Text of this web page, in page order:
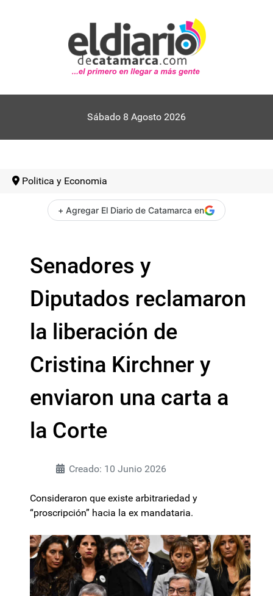
Sábado 8 Agosto 2026
Politica y Economia
+ Agregar El Diario de Catamarca en
Senadores y
Diputados reclamaron
la liberación de
Cristina Kirchner y
enviaron una carta a
la Corte
Creado: 10 Junio 2026
Consideraron que existe arbitrariedad y
“proscripción” hacia la ex mandataria.